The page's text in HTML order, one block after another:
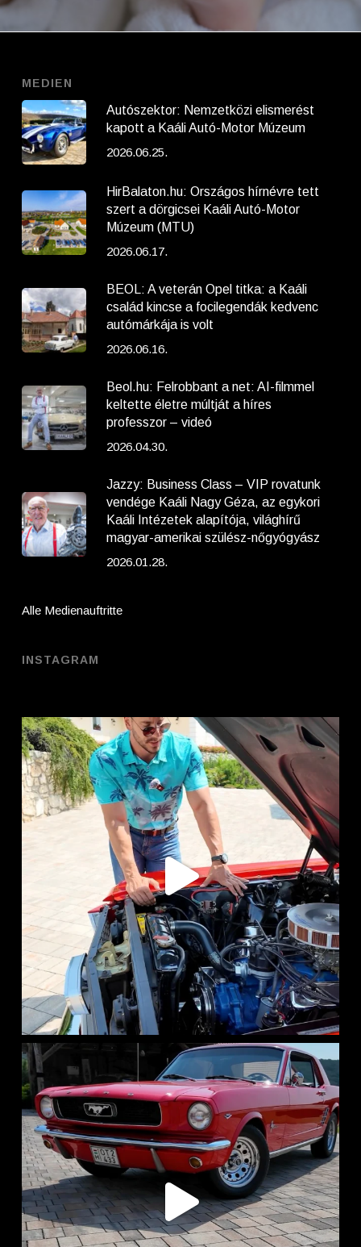
MEDIEN
Autószektor: Nemzetközi elismerést
kapott a Kaáli Autó-Motor Múzeum
2026.06.25.
HirBalaton.hu: Országos hírnévre tett
szert a dörgicsei Kaáli Autó-Motor
Múzeum (MTU)
2026.06.17.
BEOL: A veterán Opel titka: a Kaáli
család kincse a focilegendák kedvenc
autómárkája is volt
2026.06.16.
Beol.hu: Felrobbant a net: AI-filmmel
keltette életre múltját a híres
professzor – videó
2026.04.30.
Jazzy: Business Class – VIP rovatunk
vendége Kaáli Nagy Géza, az egykori
Kaáli Intézetek alapítója, világhírű
magyar-amerikai szülész-nőgyógyász
2026.01.28.
Alle Medienauftritte
INSTAGRAM